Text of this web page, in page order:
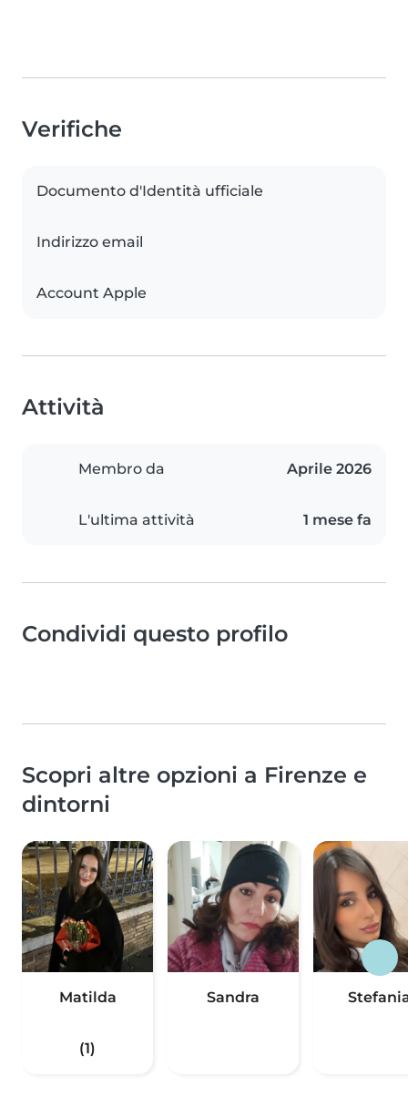
Verifiche
Documento d'Identità ufficiale
Indirizzo email
Account Apple
Attività
Membro da Aprile 2026
L'ultima attività 1 mese fa
Condividi questo profilo
Scopri altre opzioni a Firenze e
dintorni
Matilda
(1)
Sandra